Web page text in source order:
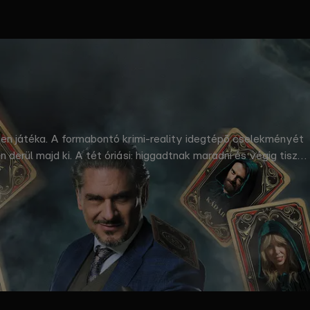
játéka. A formabontó krimi-reality idegtépő cselekményét
majd ki. A tét óriási: higgadtnak maradni és végig tiszta
során gyűjthetnek össze. © RTL Magyarország